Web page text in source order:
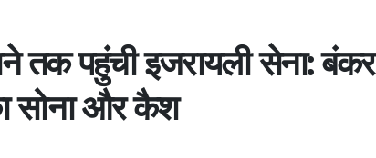
तक पहुंची इजरायली सेना: बंकर
सोना और कैश